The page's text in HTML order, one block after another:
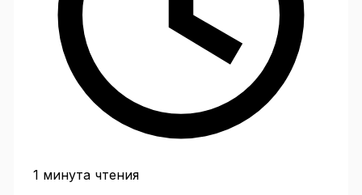
1 минута чтения